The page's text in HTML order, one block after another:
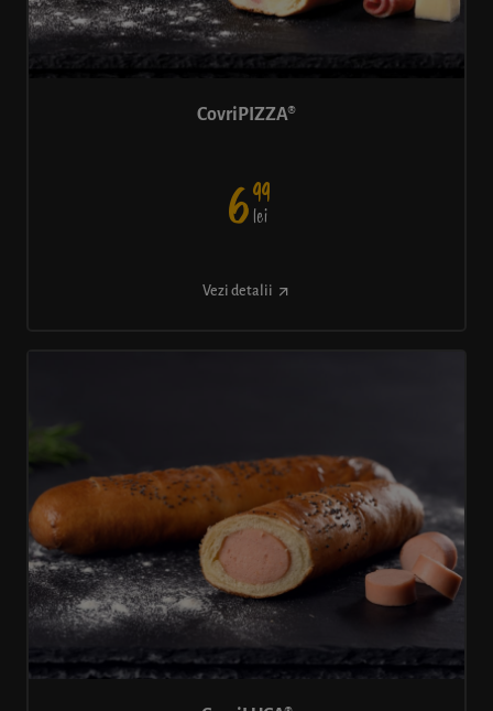
CovriPIZZA®
699
lei
Vezi detalii